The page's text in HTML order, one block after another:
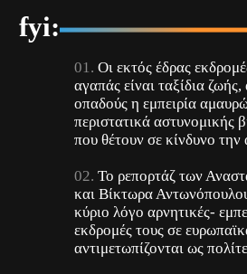
fyi:
Οι εκτός έδρας
αγαπάς είναι ταξίδια ζωής,
οπαδούς η εμπειρία
περιστατικά αστυνομικής
που θέτουν σε κίνδυνο την
Το ρεπορτάζ των
και Βίκτωρα
κύριο λόγο αρνητικές-
εκδρομές τους σε
αντιμετωπίζονται ως